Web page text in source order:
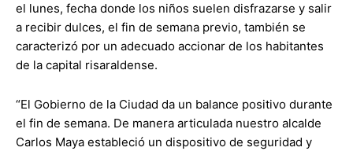
el lunes, fecha donde los niños suelen disfrazarse y salir
a recibir dulces, el fin de semana previo, también se
caracterizó por un adecuado accionar de los habitantes
de la capital risaraldense.
“El Gobierno de la Ciudad da un balance positivo durante
el fin de semana. De manera articulada nuestro alcalde
Carlos Maya estableció un dispositivo de seguridad y